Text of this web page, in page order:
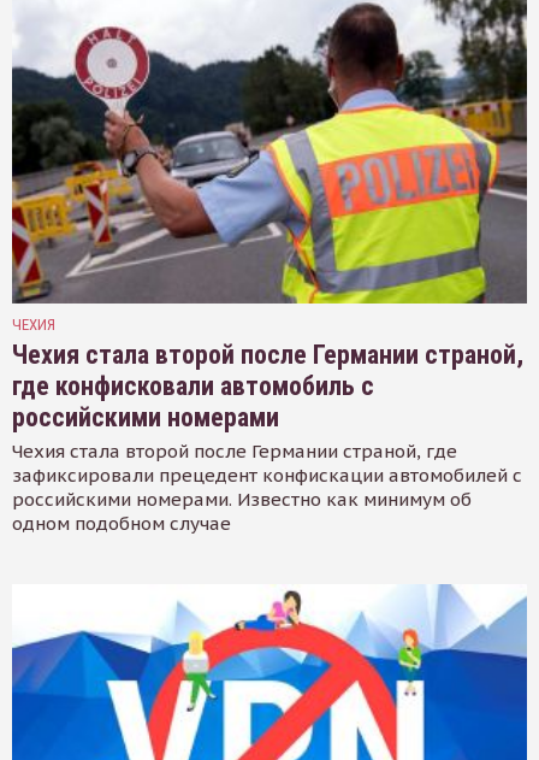
ЧЕХИЯ
Чехия стала второй после Германии страной,
где конфисковали автомобиль с
российскими номерами
Чехия стала второй после Германии страной, где
зафиксировали прецедент конфискации автомобилей с
российскими номерами. Известно как минимум об
одном подобном случае